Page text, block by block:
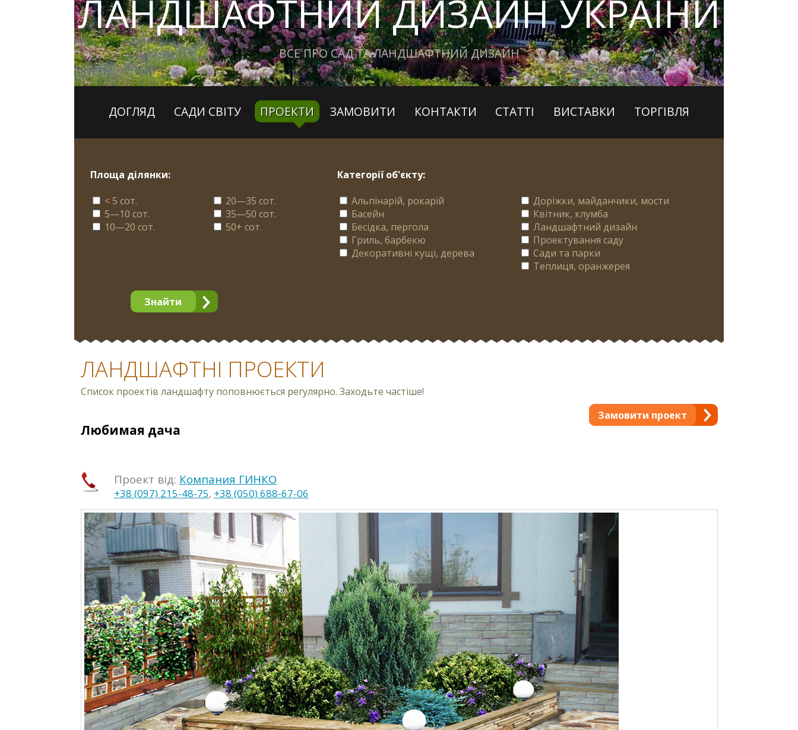
ЛАНДШАФТНИЙ ДИЗАЙН УКРАЇНИ
ВСЕ ПРО САД ТА ЛАНДШАФТНИЙ ДИЗАЙН
ДОГЛЯД САДИ СВІТУ ПРОЕКТИ ЗАМОВИТИ КОНТАКТИ СТАТТІ ВИСТАВКИ ТОРГІВЛЯ
Площа ділянки:
< 5 сот.
5—10 сот.
10—20 сот.
20—35 сот.
35—50 сот.
50+ сот.
Категорії об'єкту:
Альпінарій, рокарій
Басейн
Бесідка, пергола
Гриль, барбекю
Декоративні кущі, дерева
Доріжки, майданчики, мости
Квітник, клумба
Ландшафтний дизайн
Проектування саду
Сади та парки
Теплиця, оранжерея
Знайти
ЛАНДШАФТНІ ПРОЕКТИ
Список проектів ландшафту поповнюється регулярно. Заходьте частіше!
Замовити проект
Любимая дача
Проект від: Компания ГИНКО
+38 (097) 215-48-75, +38 (050) 688-67-06